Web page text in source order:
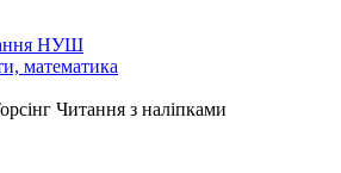
НУШ
математика
Читання з наліпками